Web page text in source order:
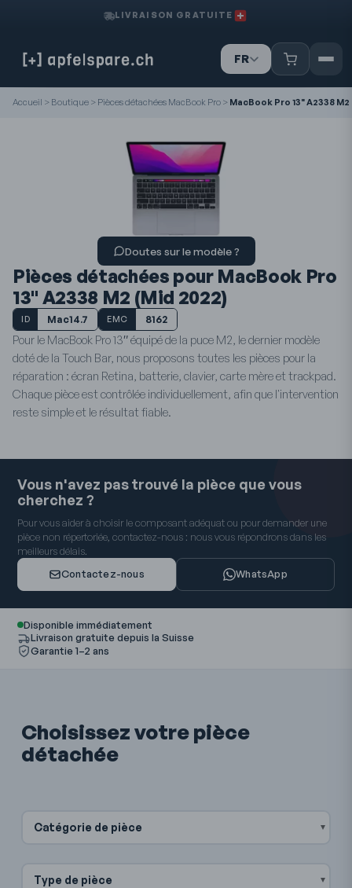
LIVRAISON GRATUITE
FR
DE
Accueil > Boutique > Pièces détachées MacBook Pro > MacBook Pro 13" A2338
Doutes sur le modèle ?
Pièces détachées pour MacBook Pro
13" A2338 M2 (Mid 2022)
ID Mac14.7 EMC 8162
Pour le MacBook Pro 13″ équipé de la puce M2, le dernier modèle
doté de la Touch Bar, nous proposons toutes les pièces pour la
réparation : écran Retina, batterie, clavier, carte mère et trackpad.
Chaque pièce est contrôlée individuellement, afin que l'intervention
reste simple et le résultat fiable.
Vous n'avez pas trouvé la pièce que vous
cherchez ?
Pour vous aider à choisir le composant adéquat ou pour demander une
pièce non répertoriée, contactez-nous : nous vous répondrons dans les
meilleurs délais.
Contactez-nous
WhatsApp
Disponible immédiatement
Livraison gratuite depuis la Suisse
Garantie 1–2 ans
Choisissez votre pièce
détachée
Catégorie de pièce
Type de pièce